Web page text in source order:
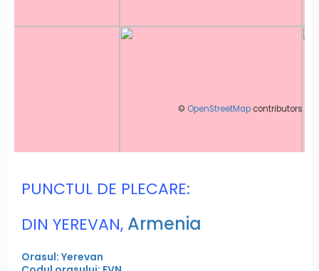
© OpenStreetMap contributors
PUNCTUL DE PLECARE:
DIN YEREVAN, Armenia
Orasul: Yerevan